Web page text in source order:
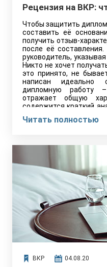
Рецензия на ВКР:
Чтобы защитить
составить её
получить отзыв-
после её
руководитель,
Никто не хочет
это принято, не
написан идеально
дипломную работу
отражает общую
содержится краткий
включить в документ
Читать полностью
ВКР 04.08.20